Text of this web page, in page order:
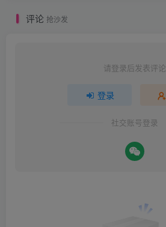
评论 抢沙发
请登录后发表评论
登录
社交账号登录